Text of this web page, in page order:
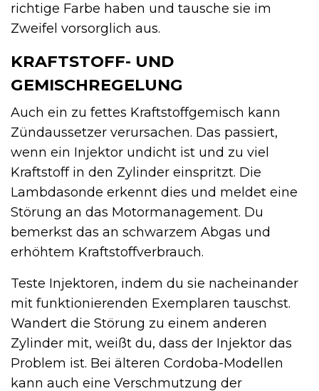
richtige Farbe haben und tausche sie im
Zweifel vorsorglich aus.
KRAFTSTOFF- UND
GEMISCHREGELUNG
Auch ein zu fettes Kraftstoffgemisch kann
Zündaussetzer verursachen. Das passiert,
wenn ein Injektor undicht ist und zu viel
Kraftstoff in den Zylinder einspritzt. Die
Lambdasonde erkennt dies und meldet eine
Störung an das Motormanagement. Du
bemerkst das an schwarzem Abgas und
erhöhtem Kraftstoffverbrauch.
Teste Injektoren, indem du sie nacheinander
mit funktionierenden Exemplaren tauschst.
Wandert die Störung zu einem anderen
Zylinder mit, weißt du, dass der Injektor das
Problem ist. Bei älteren Cordoba-Modellen
kann auch eine Verschmutzung der